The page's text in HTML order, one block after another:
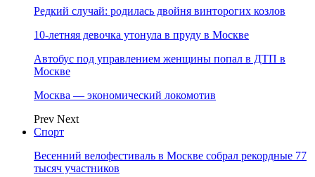
Редкий случай: родилась двойня винторогих козлов
10-летняя девочка утонула в пруду в Москве
Автобус под управлением женщины попал в ДТП в
Москве
Москва — экономический локомотив
Prev Next
Спорт
Весенний велофестиваль в Москве собрал рекордные 77
тысяч участников